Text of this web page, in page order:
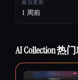
最后更新
1 周前
AI Collection 热